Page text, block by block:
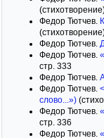
Федор Тютчев.
Федор Тютчев.
Федор Тютчев.
стр. 333
Федор Тютчев.
Федор Тютчев.
слово...»)
Федор Тютчев.
стр. 336
Федор Тютчев.